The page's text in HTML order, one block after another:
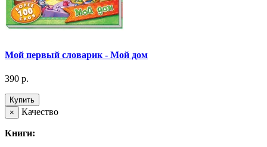
Мой первый словарик - Мой дом
390 р.
Купить
×
Качество
Книги: